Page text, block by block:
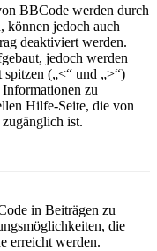
BBCode werden durch
können jedoch auch
deaktiviert werden.
jedoch werden
(„<“ und „>“)
zu
Hilfe-Seite, die von
ist.
in Beiträgen zu
die
erreicht werden.